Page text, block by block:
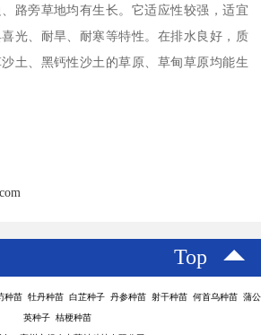
路旁草地均有生长。它适应性较强，适宜
光、耐旱、耐寒等特性。在排水良好，质
土、黑钙性沙土的草原、草甸草原均能生
Top
种苗 牡丹种苗 白芷种子 丹参种苗 射干种苗 何首乌种苗 蒲公
英种子 桔梗种苗